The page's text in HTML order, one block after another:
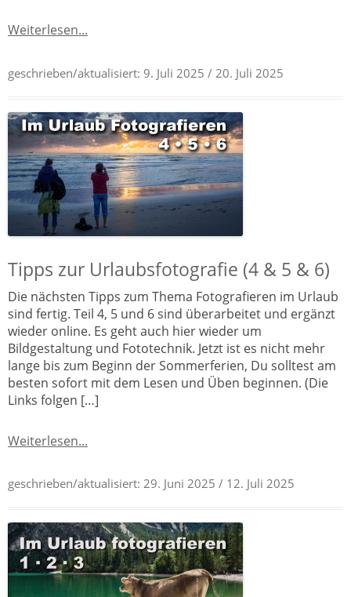
Weiterlesen...
geschrieben/aktualisiert: 9. Juli 2025 / 20. Juli 2025
Tipps zur Urlaubsfotografie (4 & 5 & 6)
Die nächsten Tipps zum Thema Fotografieren im Urlaub
sind fertig. Teil 4, 5 und 6 sind überarbeitet und ergänzt
wieder online. Es geht auch hier wieder um
Bildgestaltung und Fototechnik. Jetzt ist es nicht mehr
lange bis zum Beginn der Sommerferien, Du solltest am
besten sofort mit dem Lesen und Üben beginnen. (Die
Links folgen […]
Weiterlesen...
geschrieben/aktualisiert: 29. Juni 2025 / 12. Juli 2025